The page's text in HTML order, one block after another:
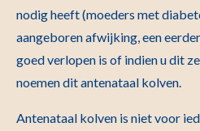
nodig heeft (moeders met
aangeboren afwijking, een
goed verlopen is of indien u dit
noemen dit antenataal kolven.
Antenataal kolven is niet voor